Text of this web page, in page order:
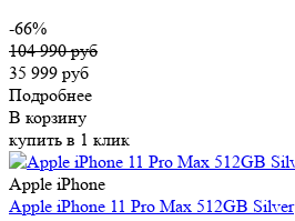
-66%
104 990 руб
35 999 руб
Подробнее
В корзину
купить в 1 клик
Apple iPhone
Apple iPhone 11 Pro Max 512GB Silver